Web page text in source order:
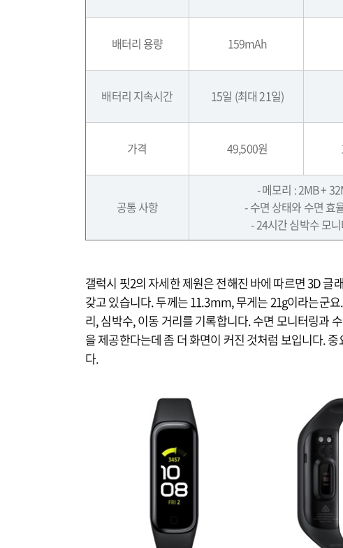
배터리 용량 159mAh
배터리 지속시간 15일 (최대 21일)
가격 49,500원
공통 사항
- 메모리 : 2MB +
-수면 상태와 수면 효
- 24시간 심박수 모
갤럭시 핏2의 자세한 제원은 전해진 바에 따르면 3D 글
갖고 있습니다. 두께는 11.3mm, 무게는 21g이라는군
리, 심박수, 이동 거리를 기록합니다. 수면 모니터링과
을 제공한다는데 좀 더 화면이 커진 것처럼 보입니다.
다.